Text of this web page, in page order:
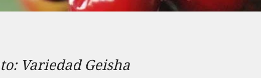
Variedad Geisha